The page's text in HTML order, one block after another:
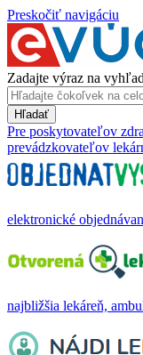
Preskočiť navigáciu
Zadajte výraz na
Hľadať
Pre poskytovateľov
prevádzkovateľov
elektronické
najbližšia lekáreň,